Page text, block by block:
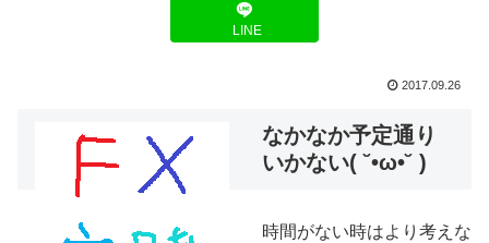
LINE
2017.09.26
なかなか予定通り
いかない( ˘•ω•˘ )
時間がない時はより考えな